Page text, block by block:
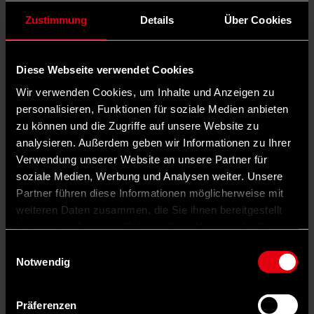
Zustimmung Details Über Cookies
Diese Webseite verwendet Cookies
Wir verwenden Cookies, um Inhalte und Anzeigen zu
personalisieren, Funktionen für soziale Medien anbieten
zu können und die Zugriffe auf unsere Website zu
analysieren. Außerdem geben wir Informationen zu Ihrer
Verwendung unserer Website an unsere Partner für
soziale Medien, Werbung und Analysen weiter. Unsere
Partner führen diese Informationen möglicherweise mit
weiteren Daten zusammen, die Sie ihnen bereitgestellt
Notwendig
Präferenzen
Auf X teilen
0 Kommentare
ie Zukunft kann nicht warten. Und genau deshalb enden die
Mannheim stattfindet, nicht mit diesem Datum. Mannheim denkt
weiter. Die Stadt wirbt für die Schwerpunkte, die während der